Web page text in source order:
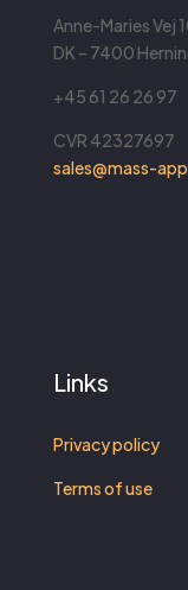
Anne-Maries Vej
DK – 7400
+45 61 26 26 97
CVR 42327697
sales@mass-
Links
Privacy policy
Terms of use